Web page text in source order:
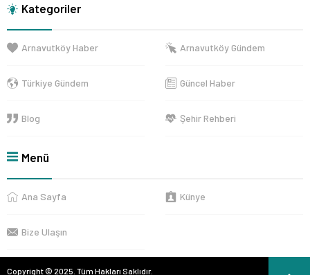
Kategoriler
Arnavutköy Haber Arnavutköy Gündem
Türkiye Gündem Güncel Haber
Blog Şehir Rehberi
Menü
Ana Sayfa Künye
Bize Ulaşın
Copyright © 2025. Tüm Hakları Saklıdır.